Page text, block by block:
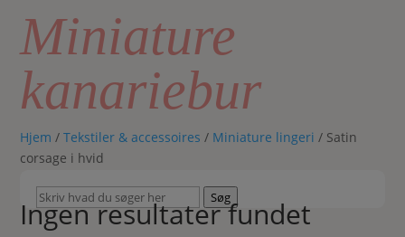
Miniature
kanariebur
Hjem /Tekstiler & accessoires / Miniature lingeri / Satin
corsage i hvid
Skriv
hvad
Søg
Ingen resultater fundet